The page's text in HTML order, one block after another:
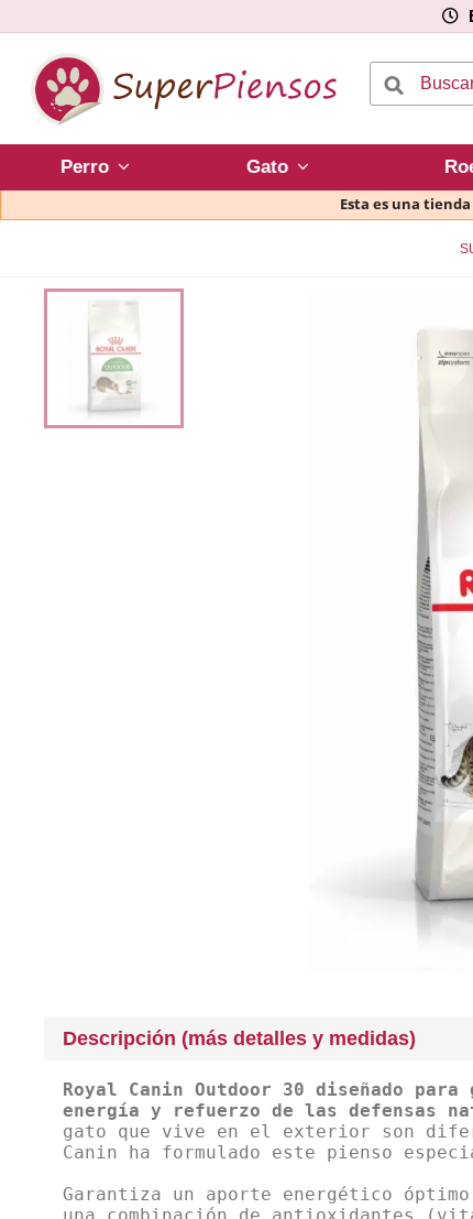
Perro Gato
Esta es una
Descripción (más detalles y medidas)
Royal Canin Outdoor 30 diseñado
energía y refuerzo de las defensas
gato que vive en el exterior son
Canin ha formulado este pienso
Garantiza un aporte energético